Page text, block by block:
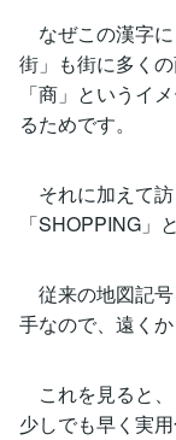
なぜこの漢字
街」も街に多く
「商」というイ
るためです。
それに加えて
「SHOPPING」
従来の地図記
手なので、遠く
これを見ると、
少しでも早く実